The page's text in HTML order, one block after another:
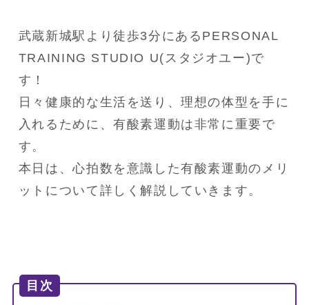
武蔵新城駅より徒歩3分にあるPERSONAL
TRAINING STUDIO U(スタジオユー)で
す！
日々健康的な生活を送り、理想の体型を手に
入れるために、有酸素運動は非常に重要で
す。
本日は、心拍数を意識した有酸素運動のメリ
ットについて詳しく解説していきます。
目次